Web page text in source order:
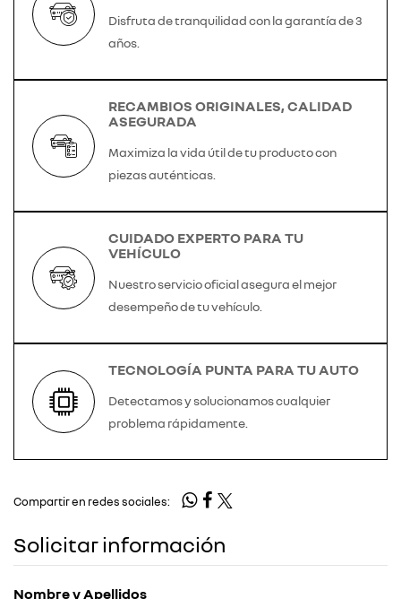
Disfruta de tranquilidad con la garantía de 3
años.
RECAMBIOS ORIGINALES, CALIDAD
ASEGURADA
Maximiza la vida útil de tu producto con
piezas auténticas.
CUIDADO EXPERTO PARA TU
VEHÍCULO
Nuestro servicio oficial asegura el mejor
desempeño de tu vehículo.
TECNOLOGÍA PUNTA PARA TU AUTO
Detectamos y solucionamos cualquier
problema rápidamente.
Compartir en redes sociales:
Solicitar información
Nombre y Apellidos